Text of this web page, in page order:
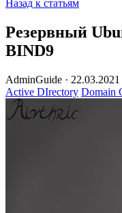
Назад к статьям
Резервный
BIND9
AdminGuide · 22.03.2021
Active DIrectory Domain